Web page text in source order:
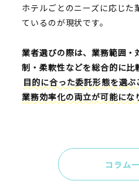
ホテルごとのニーズに応じた
ているのが現状です。
業者選びの際は、業務範囲
制・柔軟性などを総合的に比
目的に合った委託形態を選
業務効率化の両立が可能にな
コラム